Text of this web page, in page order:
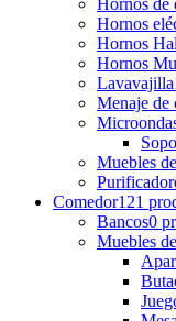
Hornos
Hornos
Hornos
Lavavajilla
Menaje de
Muebles
Comedor121
Bancos0
Muebles